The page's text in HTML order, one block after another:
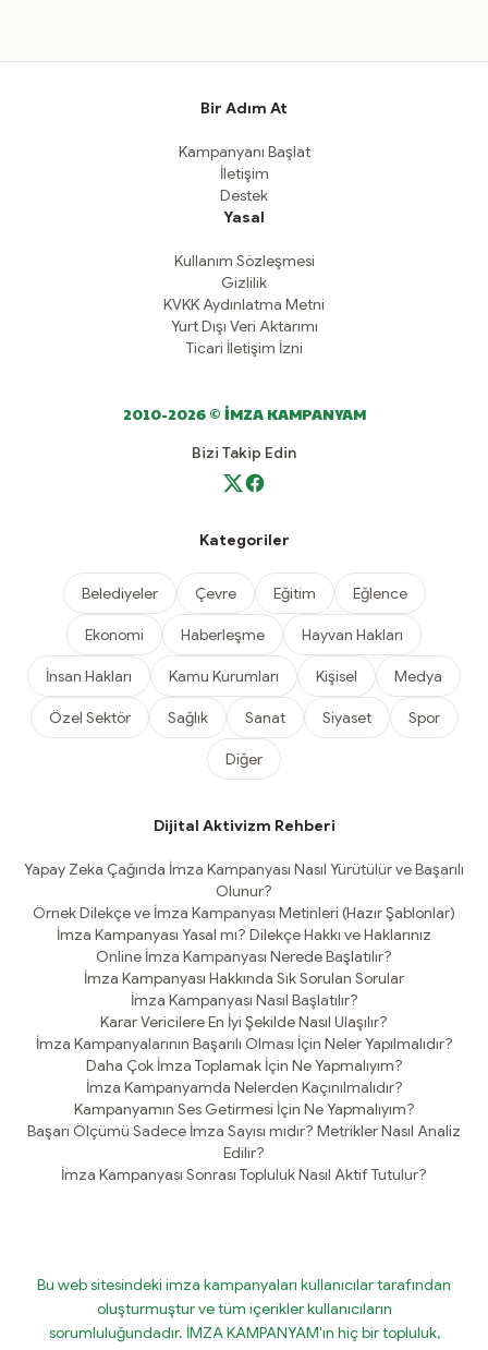
Bir Adım At
Kampanyanı Başlat
İletişim
Destek
Yasal
Kullanım Sözleşmesi
Gizlilik
KVKK Aydınlatma Metni
Yurt Dışı Veri Aktarımı
Ticari İletişim İzni
2010-2026 © İMZA KAMPANYAM
Bizi Takip Edin
Kategoriler
Belediyeler Çevre Eğitim Eğlence
Ekonomi Haberleşme Hayvan Hakları
İnsan Hakları Kamu Kurumları Kişisel Medya
Özel Sektör Sağlık Sanat Siyaset Spor
Diğer
Dijital Aktivizm Rehberi
Yapay Zeka Çağında İmza Kampanyası Nasıl Yürütülür ve Başarılı
Olunur?
Örnek Dilekçe ve İmza Kampanyası Metinleri (Hazır Şablonlar)
İmza Kampanyası Yasal mı? Dilekçe Hakkı ve Haklarınız
Online İmza Kampanyası Nerede Başlatılır?
İmza Kampanyası Hakkında Sık Sorulan Sorular
İmza Kampanyası Nasıl Başlatılır?
Karar Vericilere En İyi Şekilde Nasıl Ulaşılır?
İmza Kampanyalarının Başarılı Olması İçin Neler Yapılmalıdır?
Daha Çok İmza Toplamak İçin Ne Yapmalıyım?
İmza Kampanyamda Nelerden Kaçınılmalıdır?
Kampanyamın Ses Getirmesi İçin Ne Yapmalıyım?
Başarı Ölçümü Sadece İmza Sayısı mıdır? Metrikler Nasıl Analiz
Edilir?
İmza Kampanyası Sonrası Topluluk Nasıl Aktif Tutulur?
Bu web sitesindeki imza kampanyaları kullanıcılar tarafından
oluşturmuştur ve tüm içerikler kullanıcıların
sorumluluğundadır. İMZA KAMPANYAM'ın hiç bir topluluk,